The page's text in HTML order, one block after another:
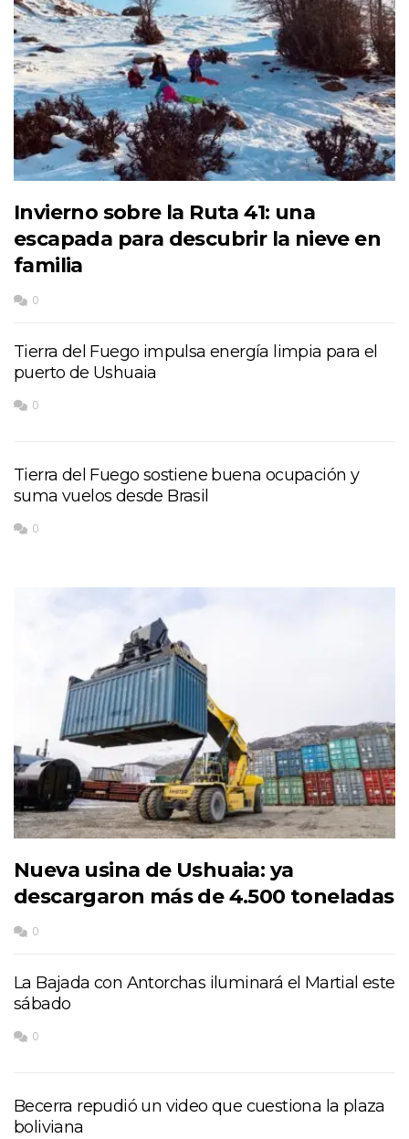
Invierno sobre la Ruta 41: una
escapada para descubrir la nieve en
familia
0
Tierra del Fuego impulsa energía limpia para el
puerto de Ushuaia
0
Tierra del Fuego sostiene buena ocupación y
suma vuelos desde Brasil
0
Nueva usina de Ushuaia: ya
descargaron más de 4.500 toneladas
0
La Bajada con Antorchas iluminará el Martial este
sábado
0
Becerra repudió un video que cuestiona la plaza
boliviana